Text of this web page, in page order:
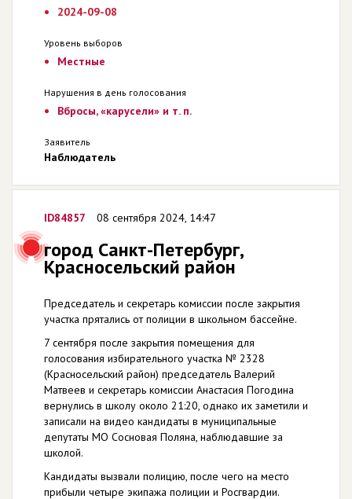
2024-09-08
Уровень выборов
Местные
Нарушения в день голосования
Вбросы, «карусели» и т. п.
Заявитель
Наблюдатель
ID84857 08 сентября 2024, 14:47
город Санкт-Петербург,
Красносельский район
Председатель и секретарь комиссии после закрытия
участка прятались от полиции в школьном бассейне.
7 сентября после закрытия помещения для
голосования избирательного участка № 2328
(Красносельский район) председатель Валерий
Матвеев и секретарь комиссии Анастасия Погодина
вернулись в школу около 21:20, однако их заметили и
записали на видео кандидаты в муниципальные
депутаты МО Сосновая Поляна, наблюдавшие за
школой.
Кандидаты вызвали полицию, после чего на место
прибыли четыре экипажа полиции и Росгвардии.